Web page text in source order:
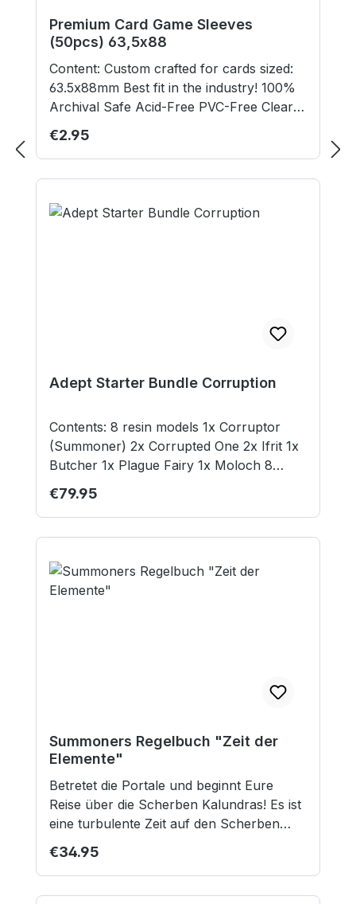
Premium Card Game Sleeves
(50pcs) 63,5x88
Content: Custom crafted for cards sized:
63.5x88mm Best fit in the industry! 100%
Archival Safe Acid-Free PVC-Free Clear
Polypropylene Premium Protection
Thickness: 90 microns. Protection level:
Indestructible! Great for the serious
collector or gaming enthusiast with
serious protection in mind.
Regular price:
€2.95
Adept Starter Bundle Corruption
Contents: 8 resin models 1x Corruptor
(Summoner) 2x Corrupted One 2x Ifrit 1x
Butcher 1x Plague Fairy 1x Moloch 8
plastic bases (30mm, 40mm and 50mm)
Models supplied unassembled and
unpainted. This is not a toy. Not suitable
for children under 14 years.
Regular price:
€79.95
Summoners Regelbuch "Zeit der
Elemente"
Betretet die Portale und beginnt Eure
Reise über die Scherben Kalundras! Es ist
eine turbulente Zeit auf den Scherben
Kalundras. Seit der magischen Explosion
des großen Kristalls, die die einst gewaltige
Welt in Stücke gerissen hat, sind mehrere
Generationen ins Land gegangen, und die
Regular price:
€34.95